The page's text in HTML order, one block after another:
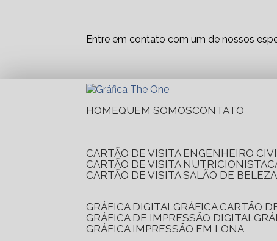
Entre em contato com um de nossos
HOME QUEM SOMOS CONTATO
CARTÃO DE VISITA ENGENHEIRO
CARTÃO DE VISITA NUTRICIONISTA
CARTÃO DE VISITA SALÃO DE BELEZA
GRÁFICA DIGITAL
GRÁFICA CARTÃO
GRÁFICA DE IMPRESSÃO DIGITAL
GRÁFICA IMPRESSÃO EM LONA